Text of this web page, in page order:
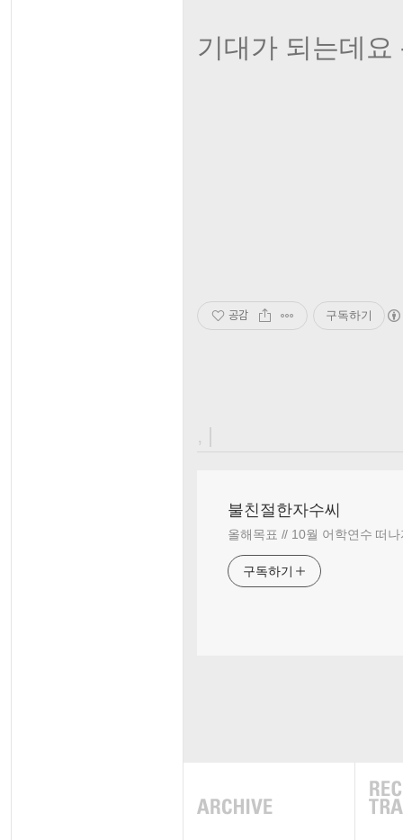
기대가 되는데요
공감 구독하기
, |
불친절한자수씨
올해목표 // 10월 어학연수 떠나
구독하기